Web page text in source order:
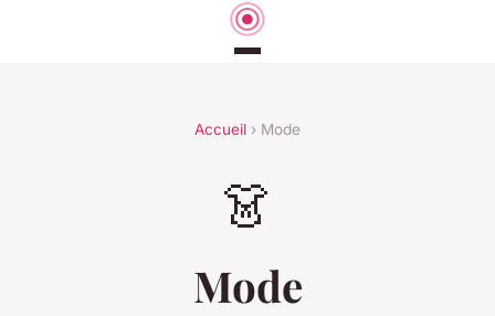
Accueil › Mode
👗
Mode